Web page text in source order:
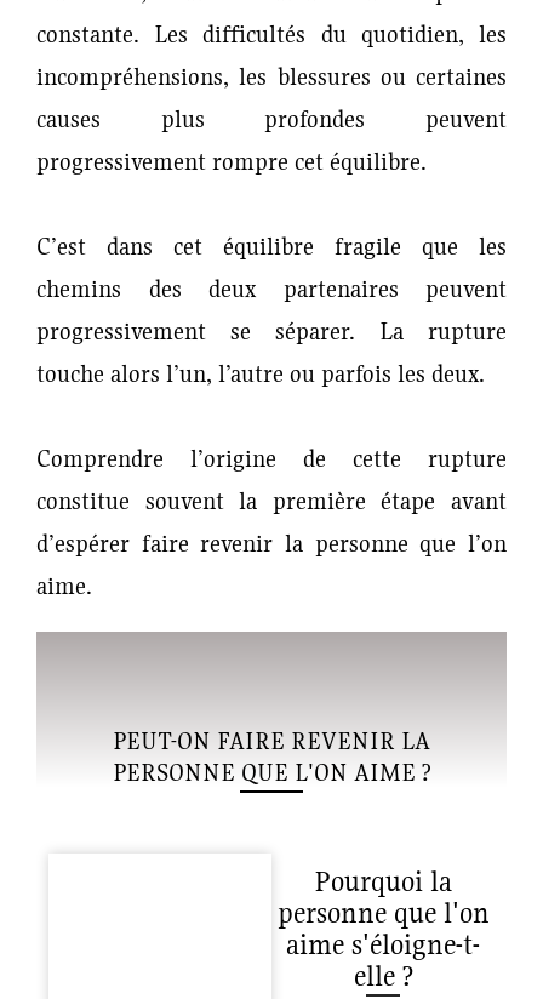
constante. Les difficultés du quotidien, les
incompréhensions, les blessures ou certaines
causes plus profondes peuvent
progressivement rompre cet équilibre.
C’est dans cet équilibre fragile que les
chemins des deux partenaires peuvent
progressivement se séparer. La rupture
touche alors l’un, l’autre ou parfois les deux.
Comprendre l’origine de cette rupture
constitue souvent la première étape avant
d’espérer faire revenir la personne que l’on
aime.
PEUT-ON FAIRE REVENIR LA
PERSONNE QUE L'ON AIME ?
Pourquoi la
personne que l'on
aime s'éloigne-t-
elle ?